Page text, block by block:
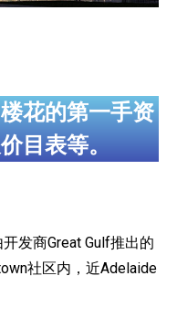
花的第一手资
目表等。
发商Great Gulf推出的
社区内，近Adelaide